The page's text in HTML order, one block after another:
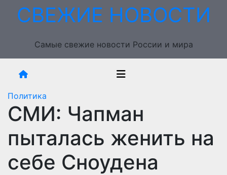
ПерейтиСВЕЖИЕ НОВОСТИ
Самые свежие новости России и мира
Политика
СМИ: Чапман
пыталась женить на
себе Сноудена